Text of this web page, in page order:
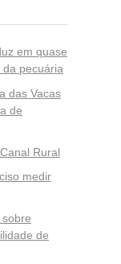
em quase
pecuária
das Vacas
de
Rural
medir
de